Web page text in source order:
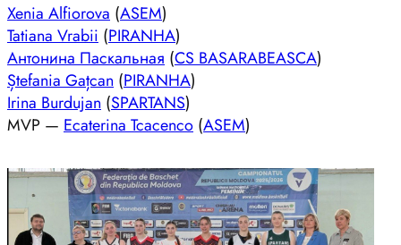
Xenia Alfiorova (ASEM)
Tatiana Vrabii (PIRANHA)
Антонина Паскальная (CS BASARABEASCA)
Ștefania Gațcan (PIRANHA)
Irina Burdujan (SPARTANS)
MVP — Ecaterina Tcacenco (ASEM)